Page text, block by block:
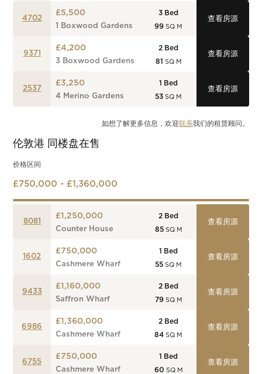
4702
£5,500
1 Boxwood Gardens
3 Bed
99 SQ M
查看房源
9371
£4,200
3 Boxwood Gardens
2 Bed
81 SQ M
查看房源
2537
£3,250
4 Merino Gardens
1
Bed
53 SQ M
查看房源
如想了解更多信息，欢迎联系我们的租赁顾问。
伦敦港 同楼盘在售
价格区间
£750,000 - £1,360,000
8081
£1,250,000
Counter House
2 Bed
85 SQ M
查看房源
1602
£750,000
Cashmere Wharf
1
Bed
55 SQ M
查看房源
9433
£1,160,000
Saffron Wharf
2 Bed
79 SQ M
查看房源
6986
£1,360,000
Cashmere Wharf
2 Bed
84 SQ M
查看房源
6755
£750,000
Cashmere Wharf
1
Bed
60 SQ M
查看房源